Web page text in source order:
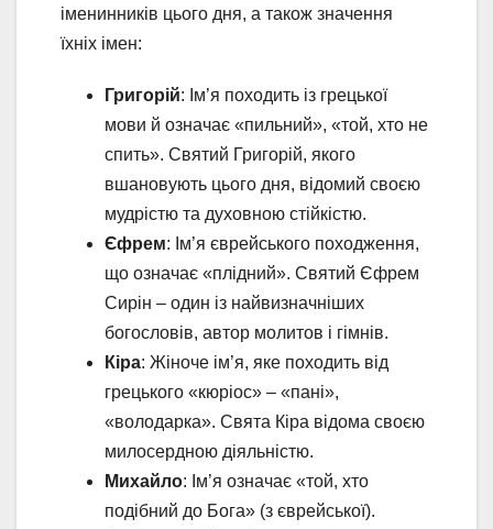
іменинників цього дня, а також значення
їхніх імен:
Григорій: Ім’я походить із грецької
мови й означає «пильний», «той, хто не
спить». Святий Григорій, якого
вшановують цього дня, відомий своєю
мудрістю та духовною стійкістю.
Єфрем: Ім’я єврейського походження,
що означає «плідний». Святий Єфрем
Сирін – один із найвизначніших
богословів, автор молитов і гімнів.
Кіра: Жіноче ім’я, яке походить від
грецького «кюріос» – «пані»,
«володарка». Свята Кіра відома своєю
милосердною діяльністю.
Михайло: Ім’я означає «той, хто
подібний до Бога» (з єврейської).